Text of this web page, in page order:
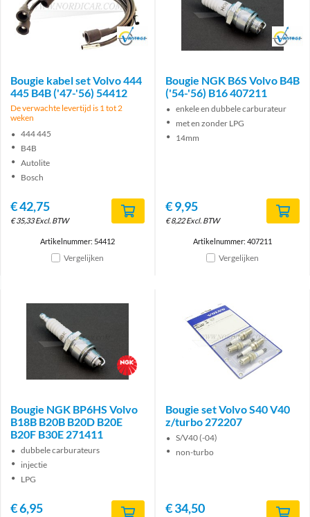
Brand
Bougie kabel set Volvo 444
445 B4B ('47-'56) 54412
De verwachte levertijd is 1 tot 2
weken
444 445
B4B
Autolite
Bosch
€42,75
€35,33 Excl. BTW
Artikelnummer: 54412
Vergelijken
Brand
Bougie NGK B6S Volvo B4B
('54-'56) B16 407211
enkele en dubbele carburateur
met en zonder LPG
14mm
€9,95
€8,22 Excl. BTW
Artikelnummer: 407211
Vergelijken
Brand
Bougie NGK BP6HS Volvo
B18B B20B B20D B20E
B20F B30E 271411
dubbele carburateurs
injectie
LPG
€6,95
Bougie set Volvo S40 V40
z/turbo 272207
S/V40 (-04)
non-turbo
€34,50